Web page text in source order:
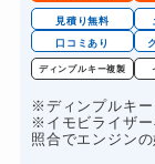
ロッカー
ドアノブ
ドアノブ
見積り無料
口コミあり
ディンプルキー複製
※ディンプルキー
※イモビライザー
照合でエンジン